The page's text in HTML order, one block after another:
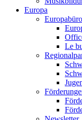
Europa
Le